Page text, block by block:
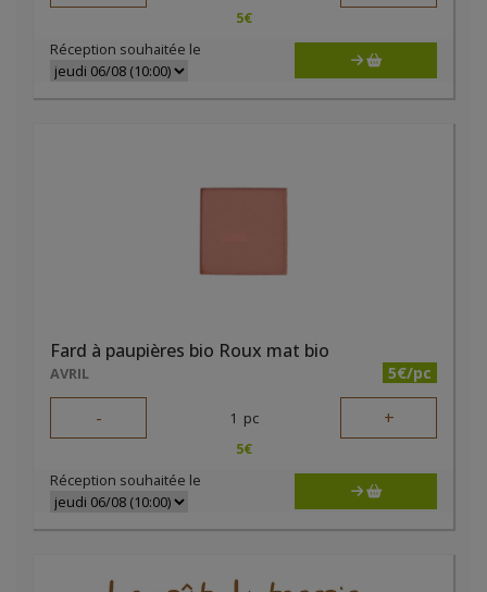
5€
Réception souhaitée le
Fard à paupières bio Roux mat bio
AVRIL 5€/pc
- 1 pc +
5€
Réception souhaitée le